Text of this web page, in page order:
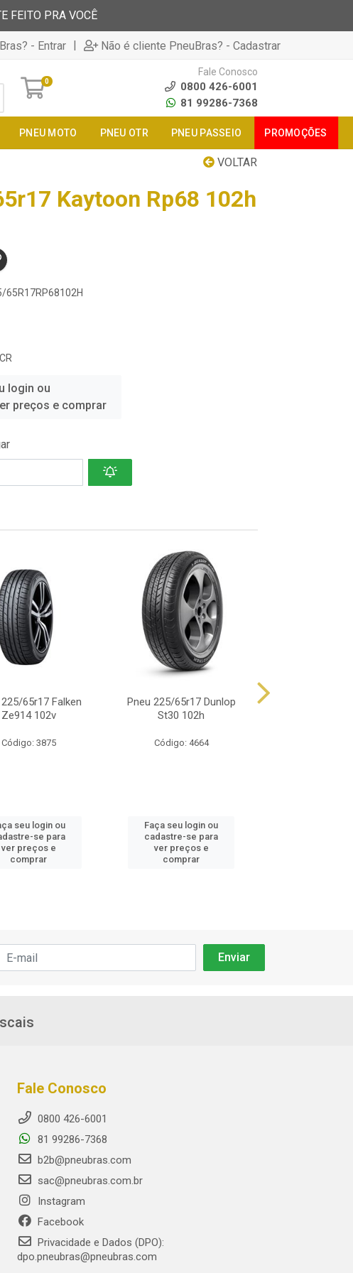
FEITO PRA VOCÊ
- Entrar | Não é cliente PneuBras? - Cadastrar
0
Fale Conosco
0800 426-6001
81 99286-7368
PNEU MOTO PNEU OTR PNEU PASSEIO PROMOÇÕES
VOLTAR
Kaytoon Rp68 102h
65R17RP68102H
login ou
preços e comprar
65r17 Falken
Ze914 102v
Código: 3875
seu login ou
se para
ver preços e
comprar
Pneu 225/65r17 Dunlop
St30 102h
Código: 4664
Faça seu login ou
cadastre-se para
ver preços e
comprar
Fale Conosco
0800 426-6001
81 99286-7368
b2b@pneubras.com
sac@pneubras.com.br
Instagram
Facebook
Privacidade e Dados (DPO):
dpo.pneubras@pneubras.com